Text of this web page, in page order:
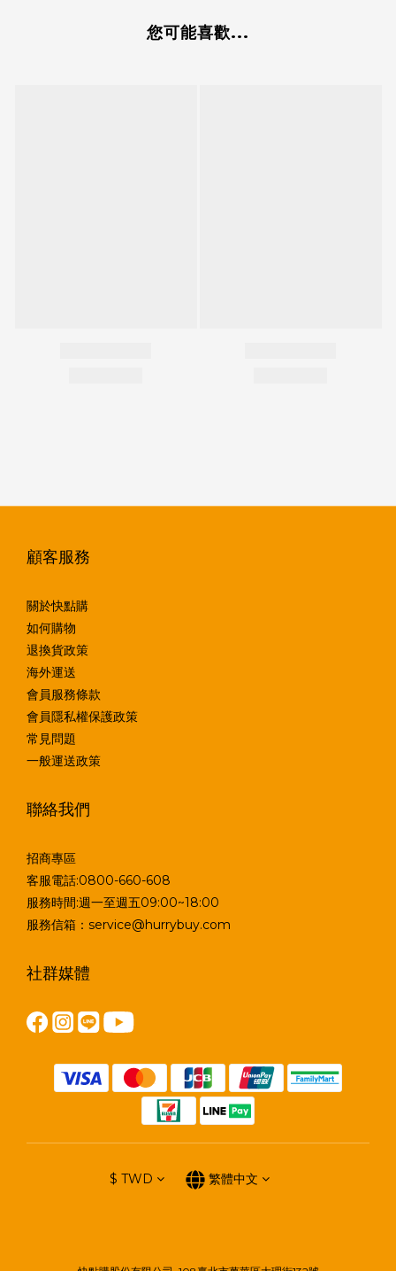
您可能喜歡...
顧客服務
關於快點購
如何購物
退換貨政策
海外運送
會員服務條款
會員隱私權保護政策
常見問題
一般運送政策
聯絡我們
招商專區
客服電話:0800-660-608
服務時間:週一至週五09:00~18:00
服務信箱：service@hurrybuy.com
社群媒體
$ TWD 繁體中文